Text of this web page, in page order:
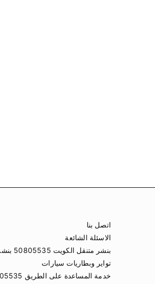
اتصل بنا
الاسئلة الشائعة
بنشر متنقل
تواير وبطاريات سيارات
خدمة المساعدة على